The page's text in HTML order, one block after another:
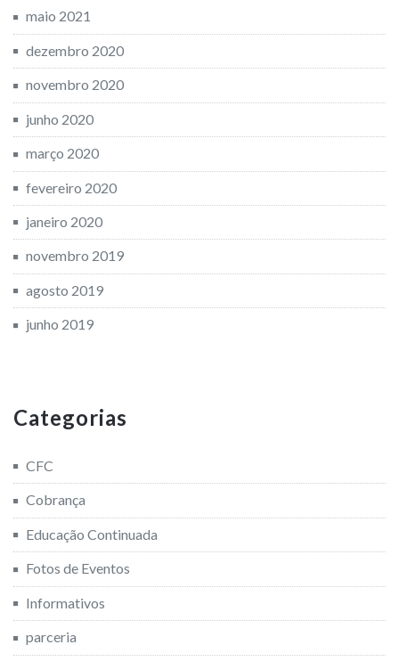
maio 2021
dezembro 2020
novembro 2020
junho 2020
março 2020
fevereiro 2020
janeiro 2020
novembro 2019
agosto 2019
junho 2019
Categorias
CFC
Cobrança
Educação Continuada
Fotos de Eventos
Informativos
parceria